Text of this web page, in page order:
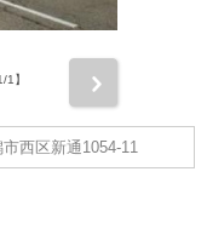
/1】
西区新通1054-11